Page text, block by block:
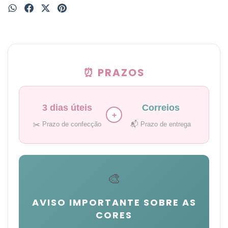
⏰ PRAZOS
3 dias úteis
✂️ Prazo de confecção
+
Correios
📬 Prazo de entrega
🎨
AVISO IMPORTANTE SOBRE AS
CORES